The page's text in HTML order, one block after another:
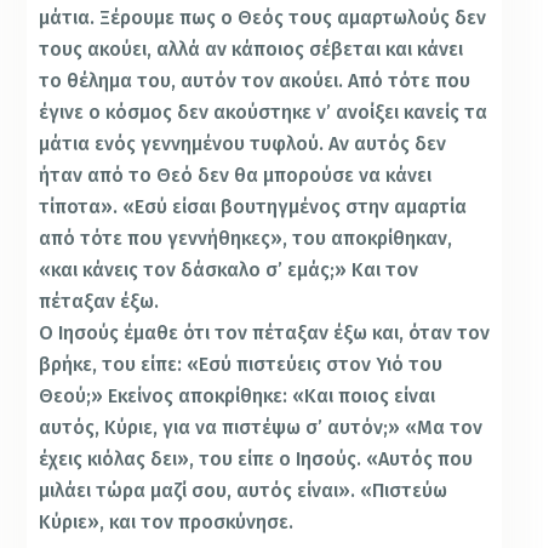
μάτια. Ξέρουμε πως ο Θεός τους αμαρτωλούς δεν
τους ακούει, αλλά αν κάποιος σέβεται και κάνει
το θέλημα του, αυτόν τον ακούει. Από τότε που
έγινε ο κόσμος δεν ακούστηκε ν’ ανοίξει κανείς τα
μάτια ενός γεννημένου τυφλού. Αν αυτός δεν
ήταν από το Θεό δεν θα μπορούσε να κάνει
τίποτα». «Εσύ είσαι βουτηγμένος στην αμαρτία
από τότε που γεννήθηκες», του αποκρίθηκαν,
«και κάνεις τον δάσκαλο σ’ εμάς;» Και τον
πέταξαν έξω.
Ο Ιησούς έμαθε ότι τον πέταξαν έξω και, όταν τον
βρήκε, του είπε: «Εσύ πιστεύεις στον Υιό του
Θεού;» Εκείνος αποκρίθηκε: «Και ποιος είναι
αυτός, Κύριε, για να πιστέψω σ’ αυτόν;» «Μα τον
έχεις κιόλας δει», του είπε ο Ιησούς. «Αυτός που
μιλάει τώρα μαζί σου, αυτός είναι». «Πιστεύω
Κύριε», και τον προσκύνησε.